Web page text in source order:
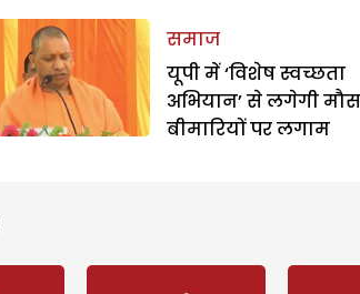
समाज
यूपी में ‘विशेष स्वच्छता
अभियान’ से लगेगी
बीमारियों पर लगाम